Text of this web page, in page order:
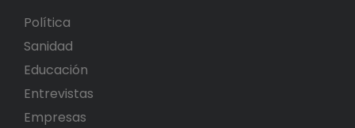
Política
Sanidad
Educación
Entrevistas
Empresas